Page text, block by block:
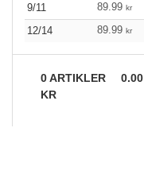
9/11
89.99 kr
12/14
89.99 kr
0ARTIKLER
0.00
KR